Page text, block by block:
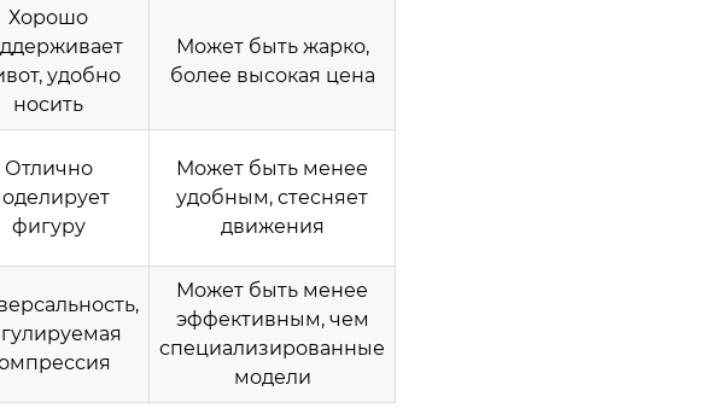
Хорошо
удобно
носить
Может быть жарко,
более высокая цена
Отлично
фигуру
Может быть менее
удобным, стесняет
движения
Может быть менее
эффективным, чем
специализированные
модели